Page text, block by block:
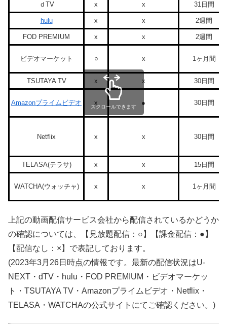
ｄTV x x 31日間
hulu x x 2週間
FOD PREMIUM x x 2週間
ビデオマーケット ○ x 1ヶ月間
TSUTAYA TV x x 30日間
Amazonプライムビデオ x ● 30日間
Netflix x x 30日間
TELASA(テラサ) x x 15日間
WATCHA(ウォッチャ) x x 1ヶ月間
スクロールできます
上記の動画配信サービス会社から配信されているかどうか
の確認については、【見放題配信：○】【課金配信：●】
【配信なし：×】で表記しております。
(2023年3月26日時点の情報です。最新の配信状況はU-
NEXT・dTV・hulu・FOD PREMIUM・ビデオマーケッ
ト・TSUTAYA TV・Amazonプライムビデオ・Netflix・
TELASA・WATCHAの公式サイトにてご確認ください。)